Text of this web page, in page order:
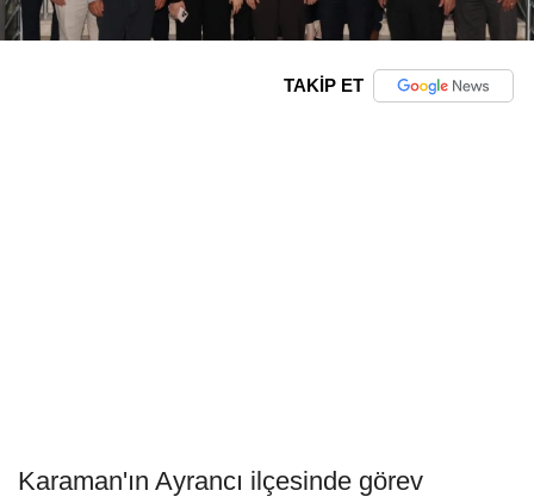
TAKİP ET
Karaman'ın Ayrancı ilçesinde görev